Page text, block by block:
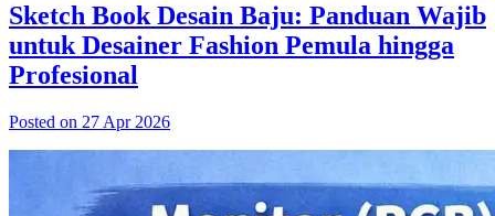
Sketch Book Desain Baju: Panduan Wajib
untuk Desainer Fashion Pemula hingga
Profesional
Posted on 27 Apr 2026